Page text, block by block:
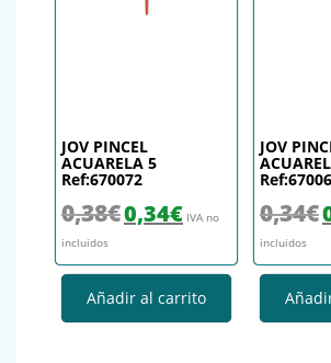
JOV PINCEL
ACUARELA 5
Ref:670072
0,38€ El precio original era: 0,38€.
0,34€El precio actual es:
IVA no
incluidos
Añadir al carrito
JOV
0,34€
incluidos